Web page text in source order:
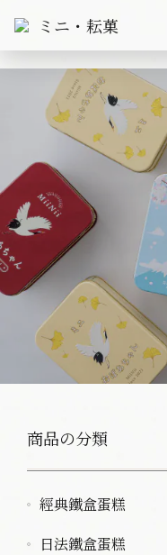
經典鐵盒蛋糕
日法鐵盒蛋糕